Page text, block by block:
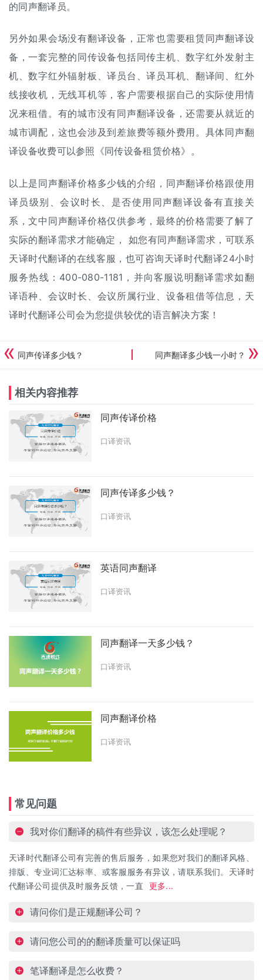
的同声翻译员。
另外如果会场没有翻译设备，正常也需要租赁同声翻译设
备，一套完整的同传设备包括同传主机、数字红外发射主
机、数字红外辐射板、译员台、译员耳机、翻译间、红外
线接收机，无线耳机等，客户需要根据自己的实际使用情
况来租借。有的城市没有同声翻译设备，还需要从就近的
城市调配，这也会涉及到差旅费等额外费用。具体同声翻
译设备收费可以参照《同传设备租赁价格》。
以上是同声翻译价格多少钱的介绍，同声翻译价格跟使用
译员级别、会议时长、是否使用同声翻译设备有直接关
系，文中同声翻译价格仅供参考，最终的价格需要了解了
实际的翻译需求才能确定， 如您有同声翻译需求，可联系
天译时代翻译的在线客服，也可咨询天译时代翻译24小时
服务热线：400-080-1181，并向客服说明翻译需求如翻
译语种、会议时长、会议所属行业、设备租借等信息，天
译时代翻译公司会为您提供较优的语言解决方案！
同声传译多少钱？ 同声翻译多少钱一小时？
相关内容推荐
同声传译价格
口译资讯
同声传译多少钱？
口译资讯
英语同声翻译
口译资讯
同声翻译一天多少钱？
口译资讯
同声翻译价格
口译资讯
常见问题
我对你们翻译的稿件有些异议，该怎么处理呢？
天译时代翻译公司有完善的售后服务，如果您对我们的翻译风格、
排版、专业词汇达标率、或客服服务有异议，请联系我们。天译时
代翻译公司提供及时服务反馈，一直
更多...
请问你们是正规翻译公司？
请问您公司的的翻译质量可以保证吗
笔译翻译是怎么收费？